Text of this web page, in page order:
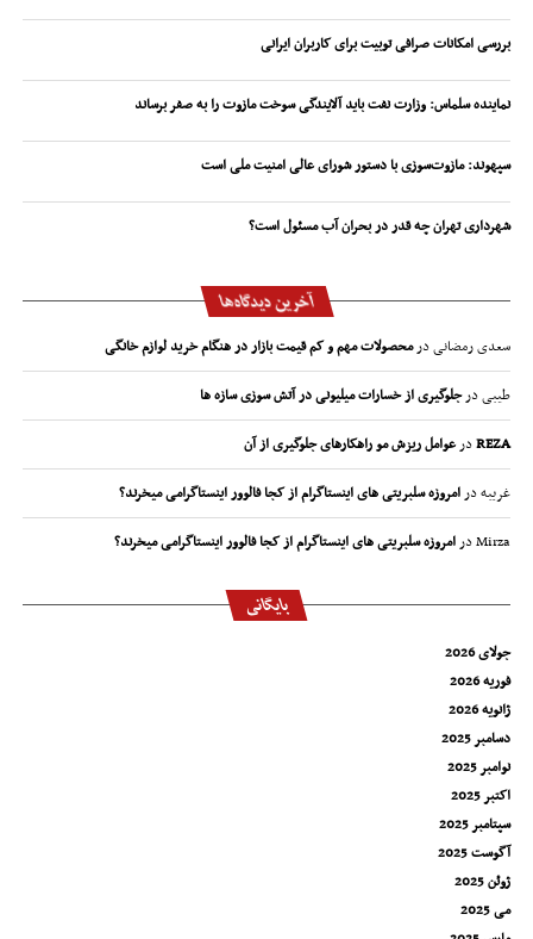
بررسی امکانات صرافی توبیت برای کاربران ایرانی
نماینده سلماس: وزارت نفت باید آلایندگی سوخت مازوت را به صفر برساند
سپهوند:‌ مازوت‌سوزی با دستور شورای عالی امنیت ملی است
شهرداری تهران چه قدر در بحران آب مسئول است؟
آخرین دیدگاه‌ها
سعدی رمضانیدرمحصولات مهم و کم قیمت بازار در هنگام خرید لوازم خانگی
طیبیدرجلوگیری از خسارات میلیونی در آتش سوزی سازه ها
REZAدرعوامل ریزش مو راهکارهای جلوگیری از آن
غریبهدرامروزه سلبریتی های اینستاگرام از کجا فالوور اینستاگرامی میخرند؟
Mirzaدرامروزه سلبریتی های اینستاگرام از کجا فالوور اینستاگرامی میخرند؟
بایگانی
جولای 2026
فوریه 2026
ژانویه 2026
دسامبر 2025
نوامبر 2025
اکتبر 2025
سپتامبر 2025
آگوست 2025
ژوئن 2025
می 2025